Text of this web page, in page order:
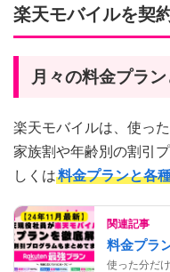
楽天モバイルを契
月々の料金プラン
楽天モバイルは、使っ
家族割や年齢別の割引
しくは料金プランと各
関連記事
料金プラ
使った分だ